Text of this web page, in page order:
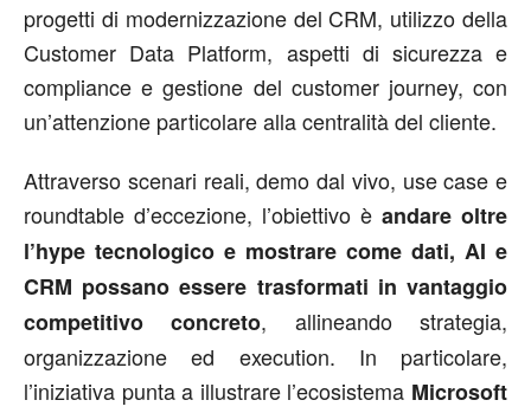
progetti di modernizzazione del CRM, utilizzo della
Customer Data Platform, aspetti di sicurezza e
compliance e gestione del customer journey, con
un’attenzione particolare alla centralità del cliente.
Attraverso scenari reali, demo dal vivo, use case e
roundtable d’eccezione, l’obiettivo è andare oltre
l’hype tecnologico e mostrare come dati, AI e
CRM possano essere trasformati in vantaggio
competitivo concreto, allineando strategia,
organizzazione ed execution. In particolare,
l’iniziativa punta a illustrare l’ecosistema Microsoft